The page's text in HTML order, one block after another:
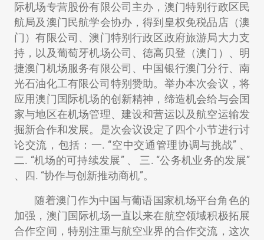
际机场专营股份有限公司主办，澳门特别行政区民
航局及澳门民航学会协办，得到皇权免税品店（澳
门）有限公司、澳门特别行政区政府旅游局大力支
持，以及葡萄牙机场公司、德高贝登（澳门）、明
捷澳门机场服务有限公司、中国银行澳门分行、南
光石油化工有限公司特别赞助。举办​​本次会议，将
应用澳门国际机场的创新精神，缔造机会给与会国
家与地区在机场管理、建设和营运以及航空运输发
掘新合作和发展。是次会议设定了四个小节进行讨
论交流，包括：一. “空中交通管理协调与挑战” 、
二. “机场的可持续发展” 、 三. “公务机业务的发展”
、四. “协作与创新推动商机”。
随着澳门作为中国与葡语国家机场平台角色的
加强，澳门国际机场一直以来在航空领域积极拓展
合作空间，特别注重与航空业界的合作交流，这次